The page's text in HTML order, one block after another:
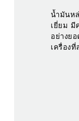
น้ำมันห
เยี่ยม มี
อย่างย
เครื่อง